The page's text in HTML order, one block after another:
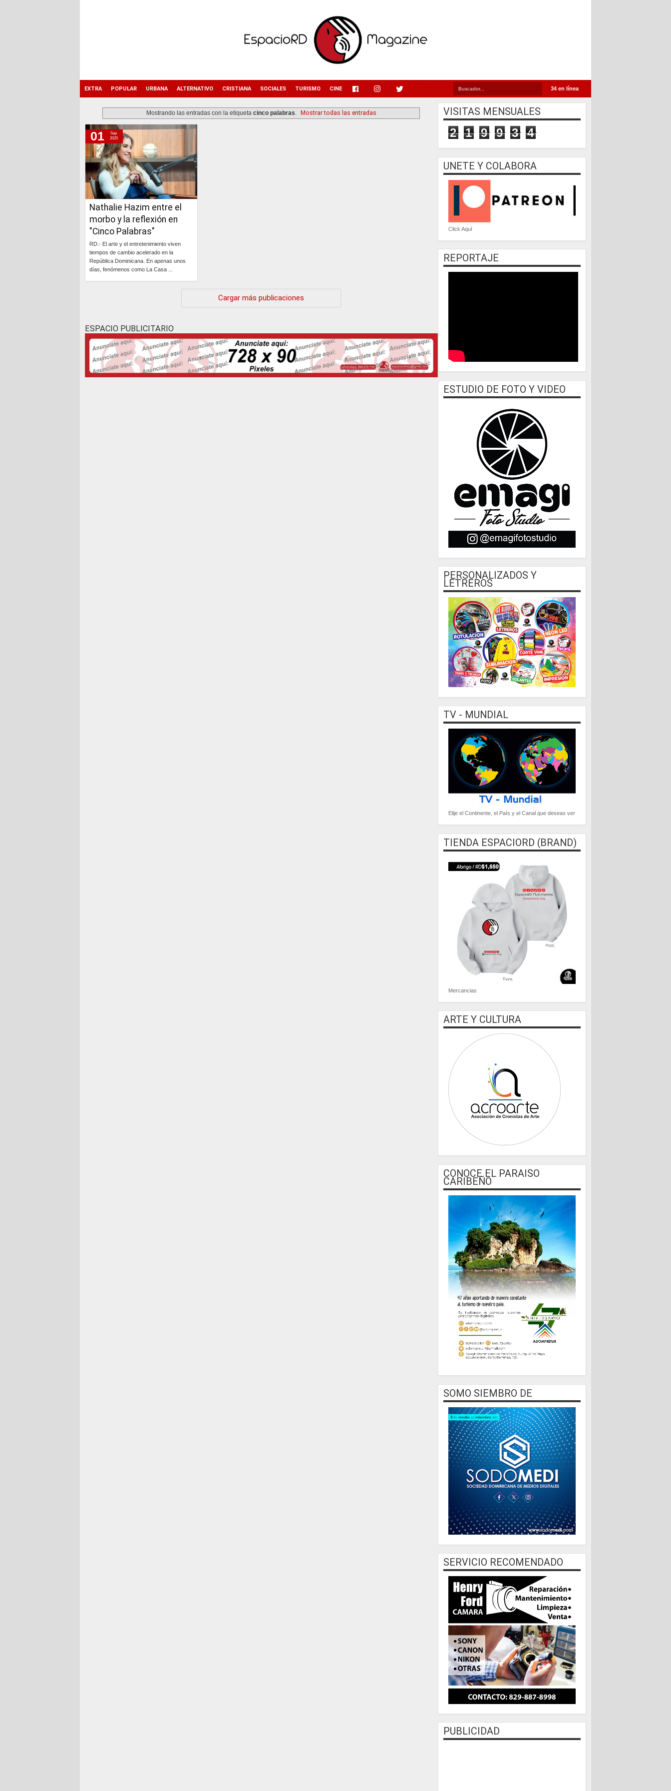
34 en línea
EXTRA POPULAR URBANA ALTERNATIVO CRISTIANA SOCIALES TURISMO CINE
Mostrando las entradas con la etiqueta cinco palabras Mostrar todas las entradas
lunes, 1 de septiembre de 2025
Nathalie Hazim entre el
morbo y la reflexión en
"Cinco Palabras"
RD.- El arte y el entretenimiento viven
tiempos de cambio acelerado en la
República Dominicana. En apenas unos
días, fenómenos como La Casa ...
01
Sep
2025
Cargar más publicaciones
ESPACIO PUBLICITARIO
VISITAS MENSUALES
2 1 9 9 3 4
UNETE Y COLABORA
Click Aquí
REPORTAJE
ESTUDIO DE FOTO Y VIDEO
PERSONALIZADOS Y
LETREROS
TV - MUNDIAL
Elije el Continente, el País y el Canal que deseas ver
TIENDA ESPACIORD (BRAND)
Mercancias
ARTE Y CULTURA
CONOCE EL PARAISO
CARIBEÑO
SOMO SIEMBRO DE
SERVICIO RECOMENDADO
PUBLICIDAD